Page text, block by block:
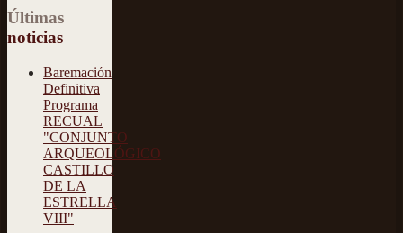
Últimas
noticias
Baremación
Definitiva
Programa
RECUAL
"CONJUNTO
ARQUEOLÓGICO
CASTILLO
DE LA
ESTRELLA
VIII"